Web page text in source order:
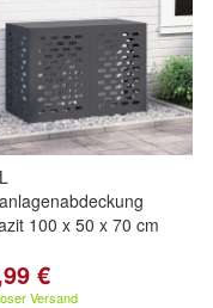
100 x 50 x 70 cm
€
Versand